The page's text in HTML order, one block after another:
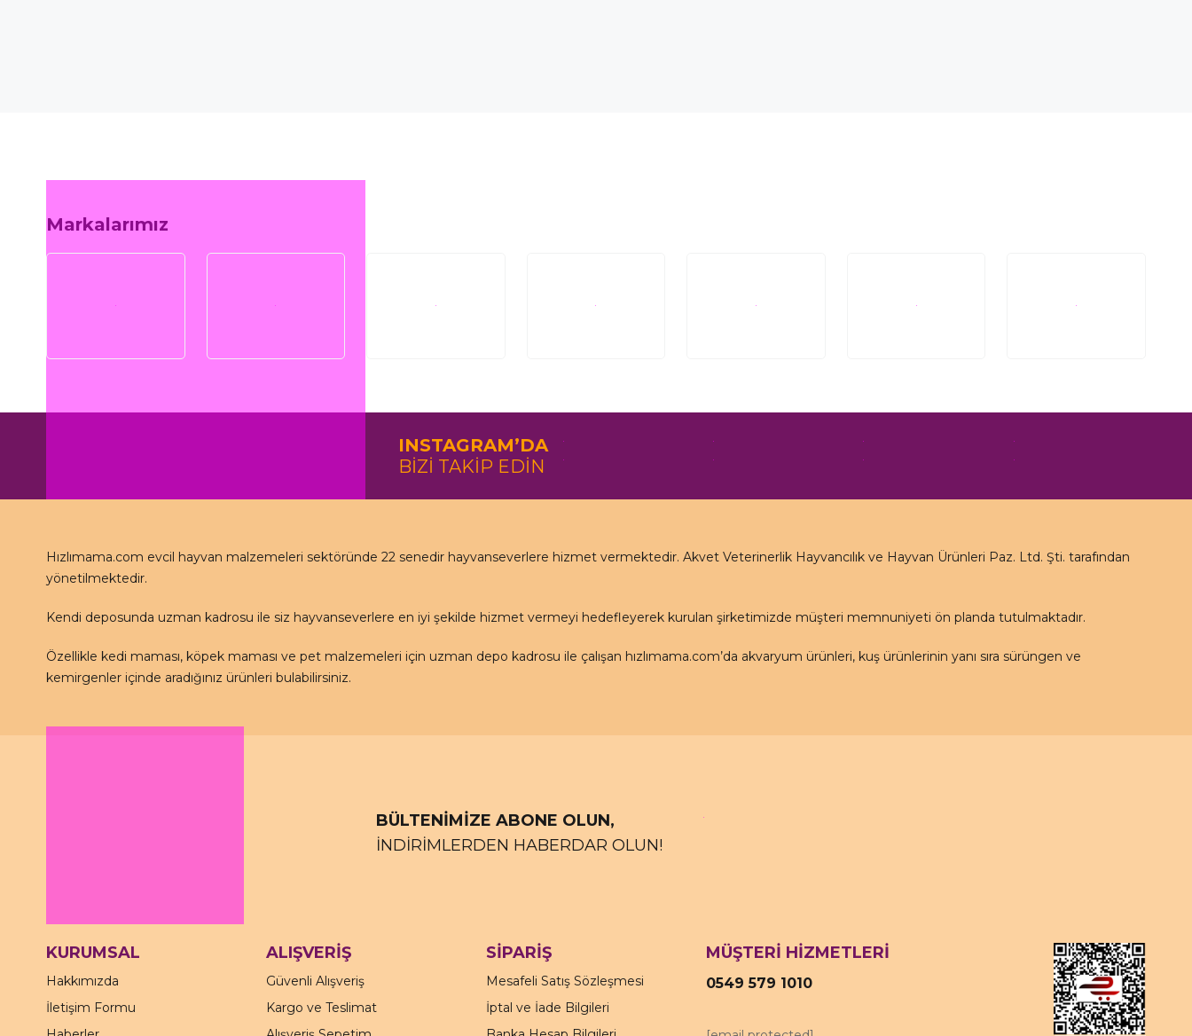
Markalarımız
INSTAGRAM’DA
BİZİ TAKİP EDİN
Hızlımama.com evcil hayvan malzemeleri sektöründe 22 senedir hayvanseverlere hizmet vermektedir. Akvet Veterinerlik Hayvancılık ve Hayvan Ürünleri Paz. Ltd. Şti. tarafından
yönetilmektedir.
Kendi deposunda uzman kadrosu ile siz hayvanseverlere en iyi şekilde hizmet vermeyi hedefleyerek kurulan şirketimizde müşteri memnuniyeti ön planda tutulmaktadır.
Özellikle kedi maması, köpek maması ve pet malzemeleri için uzman depo kadrosu ile çalışan hızlımama.com’da akvaryum ürünleri, kuş ürünlerinin yanı sıra sürüngen ve
kemirgenler içinde aradığınız ürünleri bulabilirsiniz.
BÜLTENİMİZE ABONE OLUN,
İNDİRİMLERDEN HABERDAR OLUN!
KURUMSAL
Hakkımızda
İletişim Formu
ALIŞVERİŞ
Güvenli Alışveriş
Kargo ve Teslimat
SİPARİŞ
Mesafeli Satış Sözleşmesi
İptal ve İade Bilgileri
MÜŞTERİ HİZMETLERİ
0549 579 1010